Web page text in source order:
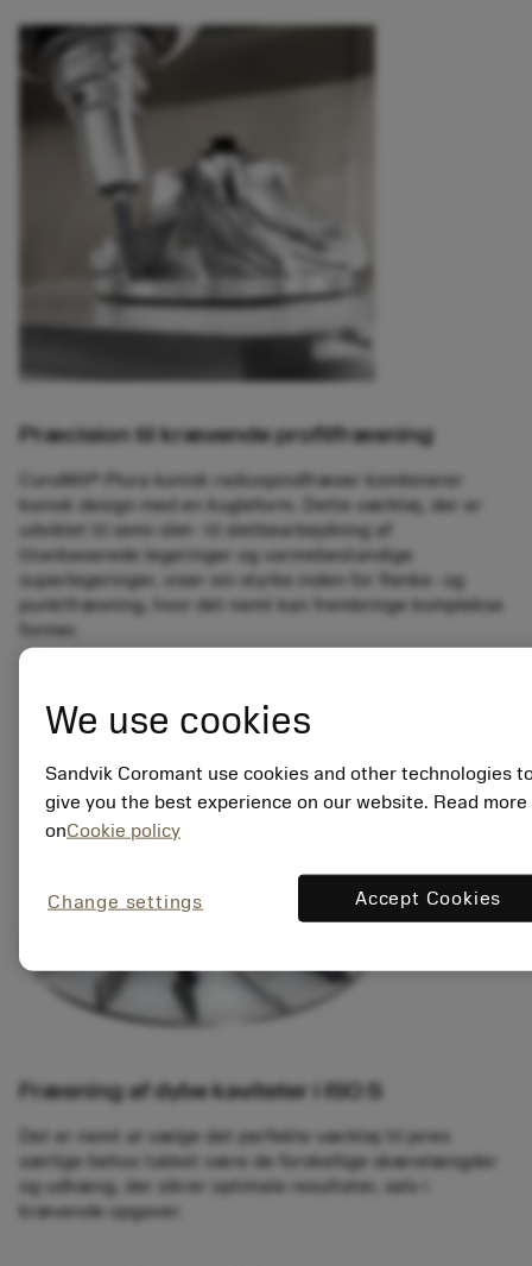
Præcision til krævende profilfræsning
CoroMill® Plura konisk radiuspindfræser kombinerer
konisk design med en kugleform. Dette værktøj, der er
udviklet til semi-slet- til sletbearbejdning af
titanbaserede legeringer og varmebestandige
superlegeringer, viser sin styrke inden for flanke- og
punktfræsning, hvor det nemt kan frembringe komplekse
former.
Fræsning af dybe kaviteter i ISO S
Det er nemt at vælge det perfekte værktøj til jeres
særlige behov takket være de forskellige skærelængder
og udhæng, der sikrer optimale resultater, selv i
krævende opgaver.
We use cookies
Sandvik Coromant use cookies and other technologies
give you the best experience on our website. Read more
onCookie policy
Change settings Accept Cookies